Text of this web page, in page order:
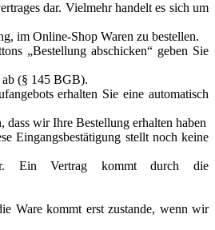
dar. Vielmehr handelt es sich um
im Online-Shop Waren zu bestellen.
„Bestellung abschicken“ geben Sie
(§ 145 BGB).
erhalten Sie eine automatisch
wir Ihre Bestellung erhalten haben
Eingangsbestätigung stellt noch keine
Ein Vertrag kommt durch die
Ware kommt erst zustande, wenn wir